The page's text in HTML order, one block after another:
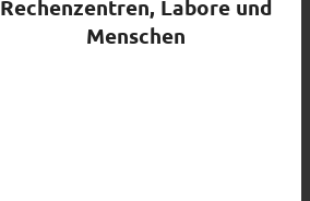
Rechenzentren, Labore und
Menschen